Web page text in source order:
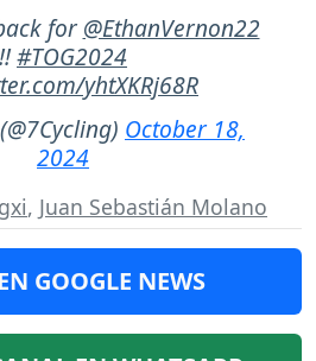
for @EthanVernon22
!!#TOG2024
yhtXKRj68R
October 18,
2024
, Juan Sebastián Molano
GOOGLE NEWS